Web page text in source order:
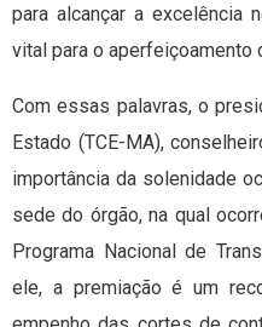
para alcançar a excelência
vital para o aperfeiçoamento
Com essas palavras, o
Estado (TCE-MA),
importância da solenidade
sede do órgão, na qual
Programa Nacional de
ele, a premiação é um